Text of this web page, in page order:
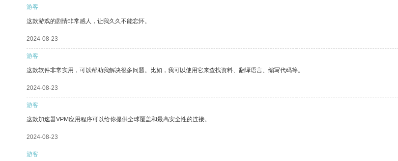
游客
这款游戏的剧情非常感人，让我久久不能忘怀。
2024-08-23
游客
这款软件非常实用，可以帮助我解决很多问题。比如，我可以使用它来查找资料、翻译语言、编写代码等。
2024-08-23
游客
这款加速器VPM应用程序可以给你提供全球覆盖和最高安全性的连接。
2024-08-23
游客